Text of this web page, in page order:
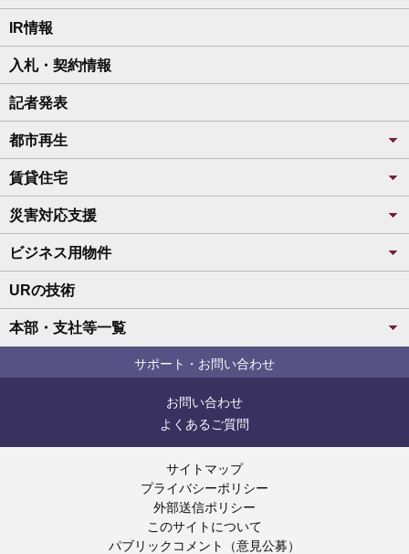
IR情報
入札・契約情報
記者発表
都市再生
賃貸住宅
災害対応支援
ビジネス用物件
URの技術
本部・支社等一覧
サポート・お問い合わせ
お問い合わせ
よくあるご質問
サイトマップ
プライバシーポリシー
外部送信ポリシー
このサイトについて
パブリックコメント（意見公募）